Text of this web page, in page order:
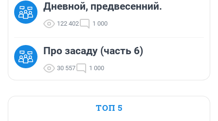
Дневной, предвесенний.
122 402 1 000
Про засаду (часть 6)
30 557 1 000
ТОП 5